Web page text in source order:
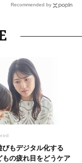
はこれ！【UNIQLO
」オシャレ40代が本
】コーデ3選
い！40代の体型カバ
9選〉
Recommended by
びもデジタル化する
もの疲れ目をどうケア